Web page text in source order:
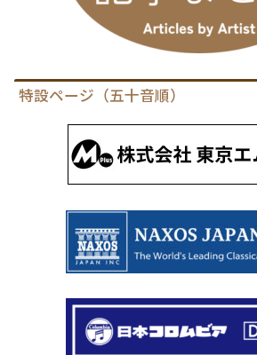
特設ページ（五十音順）